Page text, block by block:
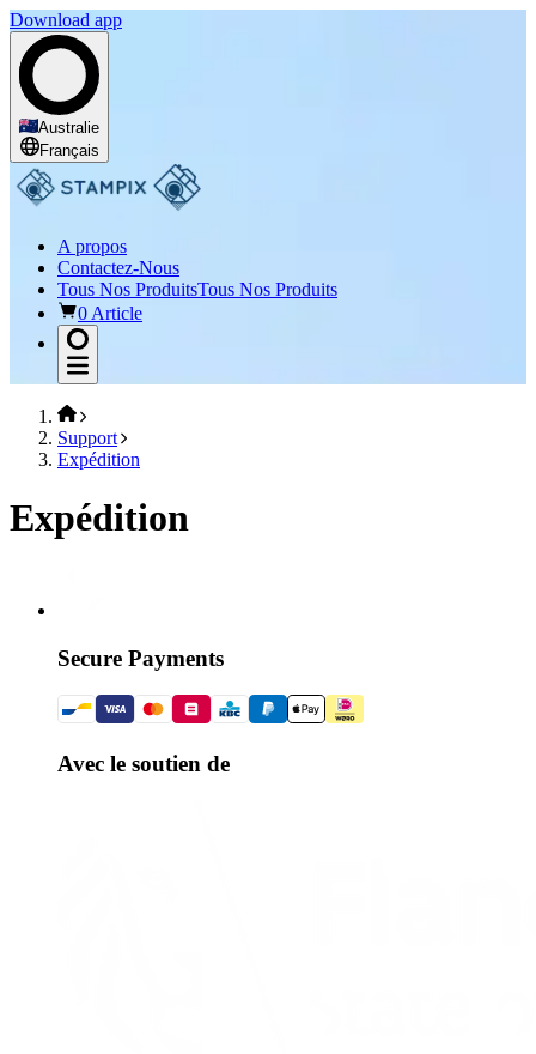
Download app
Australie
Français
A propos
Contactez-Nous
Tous Nos ProduitsTous Nos Produits
0 Article
Support
Expédition
Expédition
Secure Payments
Avec le soutien de